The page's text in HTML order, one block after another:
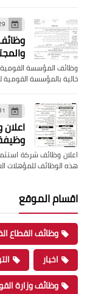
29
خالية بالمؤسسة
31
هذه الوظائف للمؤهلات
اقسام الموقع
وظائف القطاع
اخبار
وظائف وزارة